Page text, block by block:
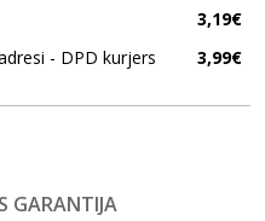
3,19€
- DPD kurjers
3,99€
GARANTIJA